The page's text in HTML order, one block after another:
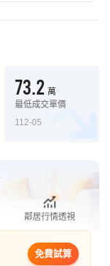
73.2 萬
最低成交單價
112-05
鄰居行情透視
免費試算